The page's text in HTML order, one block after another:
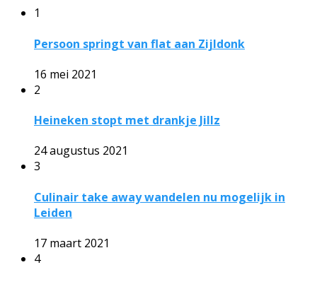
1
Persoon springt van flat aan Zijldonk
16 mei 2021
2
Heineken stopt met drankje Jillz
24 augustus 2021
3
Culinair take away wandelen nu mogelijk in
Leiden
17 maart 2021
4